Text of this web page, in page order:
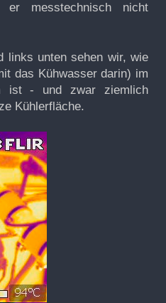
messtechnisch nicht
links unten sehen wir, wie
das Kühwasser darin) im
ist - und zwar ziemlich
Kühlerfläche.